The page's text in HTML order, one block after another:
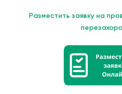
Разместить заявку на